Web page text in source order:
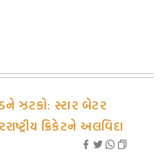
ઝટકો: સ્ટાર બેટર
ક્રિકેટને અલવિદા